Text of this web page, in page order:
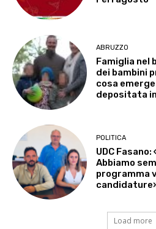
ABRUZZO
Famiglia nel
dei bambini
cosa
depositata
POLITICA
UDC
Abbiamo
programma
Load more